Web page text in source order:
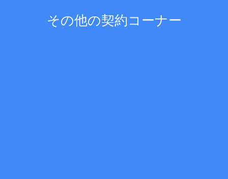
その他の契約コーナー